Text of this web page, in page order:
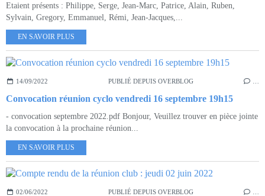
Etaient présents : Philippe, Serge, Jean-Marc, Patrice, Alain, Ruben,
Sylvain, Gregory, Emmanuel, Rémi, Jean-Jacques,...
EN SAVOIR PLUS
14/09/2022 PUBLIÉ DEPUIS OVERBLOG
Convocation réunion cyclo vendredi 16 septembre 19h15
- convocation septembre 2022.pdf Bonjour, Veuillez trouver en pièce jointe
la convocation à la prochaine réunion...
EN SAVOIR PLUS
02/06/2022 PUBLIÉ DEPUIS OVERBLOG